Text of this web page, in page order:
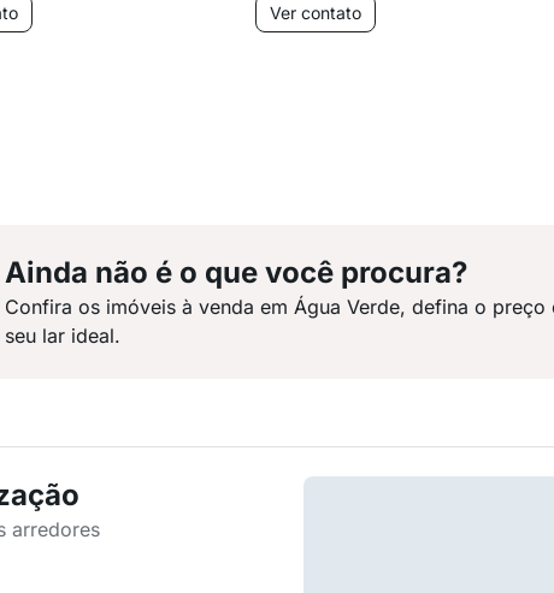
Ver contato
Ainda não é o que você procura?
Confira os imóveis à venda em Água Verde, defina o
seu lar ideal.
arredores